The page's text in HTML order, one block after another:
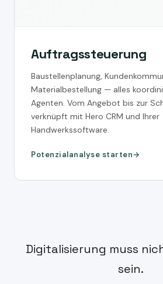
Auftragssteuerung
Baustellenplanung,
Materialbestellung — alles
Agenten. Vom Angebot bis zur
verknüpft mit Hero CRM und Ihrer
Handwerkssoftware.
Potenzialanalyse starten
Digitalisierung muss
sein.